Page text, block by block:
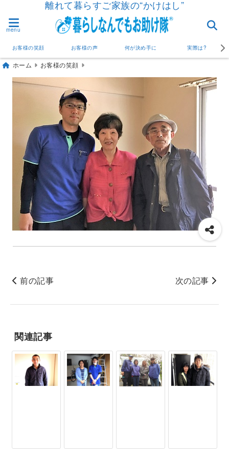
離れて暮らすご家族の“かけはし”
menu
お客様の笑顔 お客様の声 何が決め手に 実際は?
ホーム お客様の笑顔
前の記事 次の記事
関連記事